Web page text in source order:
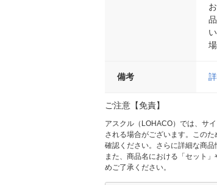
備考
ご注意【免責】
アスクル（LOHACO）では、サ
される場合がございます。この
確認ください。さらに詳細な商品
また、商品名における「セット
めご了承ください。